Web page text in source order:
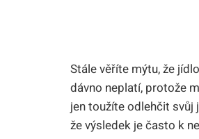
Stále věříte mýtu, že
dávno neplatí, protože
jen toužíte odlehčit svůj
že výsledek je často k